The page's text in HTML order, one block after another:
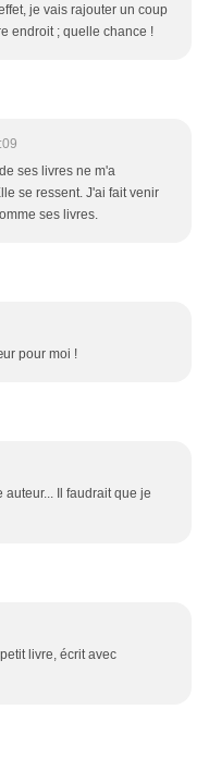
je vais rajouter un coup
endroit ; quelle chance !
ses livres ne m'a
se ressent. J'ai fait venir
ses livres.
pour moi !
Il faudrait que je
livre, écrit avec